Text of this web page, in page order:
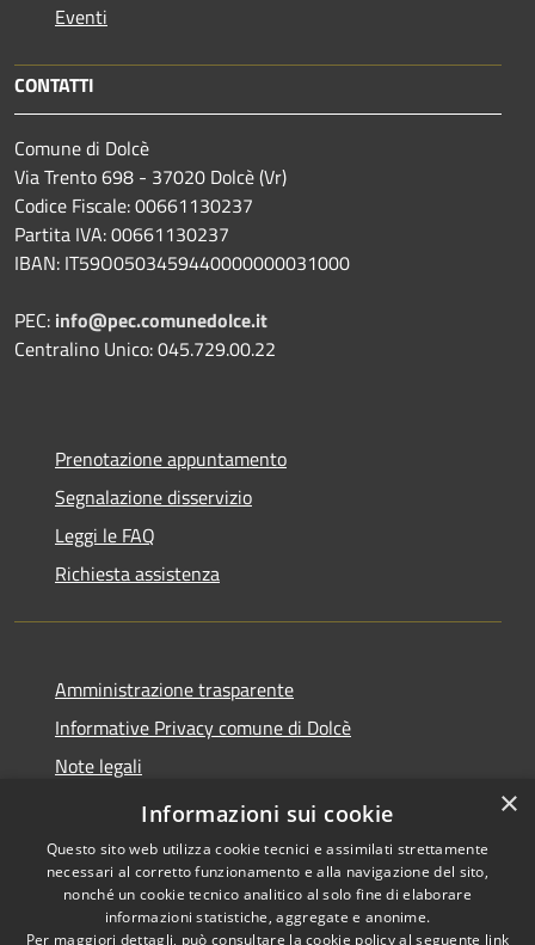
Eventi
CONTATTI
Comune di Dolcè
Via Trento 698 - 37020 Dolcè (Vr)
Codice Fiscale: 00661130237
Partita IVA: 00661130237
IBAN: IT59O0503459440000000031000
PEC: info@pec.comunedolce.it
Centralino Unico: 045.729.00.22
Prenotazione appuntamento
Segnalazione disservizio
Leggi le FAQ
Richiesta assistenza
Amministrazione trasparente
Informative Privacy comune di Dolcè
Note legali
Dichiarazione di accessibilità
Copyright © 2026 • Comune di
×
Informazioni sui cookie
Questo sito web utilizza cookie tecnici e assimilati strettamente
necessari al corretto funzionamento e alla navigazione del sito,
nonché un cookie tecnico analitico al solo fine di elaborare
informazioni statistiche, aggregate e anonime.
Per maggiori dettagli, può consultare la cookie policy al seguente link